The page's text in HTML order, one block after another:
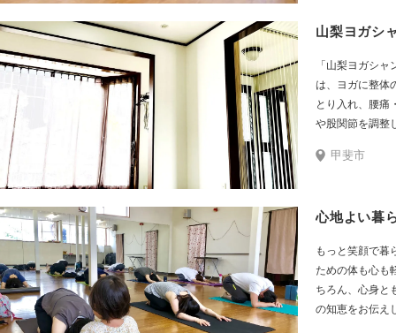
は 関係ありませ
て頂ける クラス
を心掛けている
ぜひ、癒されに
てbody make されに
会いできますの
ジオは代々木駅
入れましょう。
山梨ヨガシ
「山梨ヨガシャ
は、ヨガに整体
とり入れ、腰痛
や股関節を調整
室です。整体師
心にレッスンを
康が気になる中
も大歓迎です。
甲斐市
もっと笑顔で暮
ための体も心も
ちろん、心身と
の知恵をお伝え